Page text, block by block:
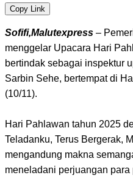
Copy Link
Sofifi,Malutexpress –
menggelar Upacara Hari
bertindak sebagai inspektur
Sarbin Sehe, bertempat di
(10/11).
Hari Pahlawan tahun 2025
Teladanku, Terus Bergerak,
mengandung makna
meneladani perjuangan